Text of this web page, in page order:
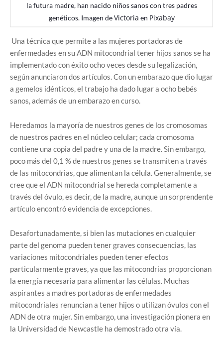
la futura madre, han nacido niños sanos con tres padres
genéticos. Imagen deVictoria en Pixabay
Una técnica que permite a las mujeres portadoras de
enfermedades en su ADN mitocondrial tener hijos sanos se ha
implementado con éxito ocho veces desde su legalización,
según anunciaron dos artículos. Con un embarazo que dio lugar
a gemelos idénticos, el trabajo ha dado lugar a ocho bebés
sanos, además de un embarazo en curso.
Heredamos la mayoría de nuestros genes de los cromosomas
de nuestros padres en el núcleo celular; cada cromosoma
contiene una copia del padre y una de la madre. Sin embargo,
poco más del 0,1 % de nuestros genes se transmiten a través
de las mitocondrias, que alimentan la célula. Generalmente, se
cree que el ADN mitocondrial se hereda completamente a
través del óvulo, es decir, de la madre, aunque un sorprendente
artículo encontró evidencia de excepciones.
Desafortunadamente, si bien las mutaciones en cualquier
parte del genoma pueden tener graves consecuencias, las
variaciones mitocondriales pueden tener efectos
particularmente graves, ya que las mitocondrias proporcionan
la energía necesaria para alimentar las células. Muchas
aspirantes a madres portadoras de enfermedades
mitocondriales renuncian a tener hijos o utilizan óvulos con el
ADN de otra mujer. Sin embargo, una investigación pionera en
la Universidad de Newcastle ha demostrado otra vía.